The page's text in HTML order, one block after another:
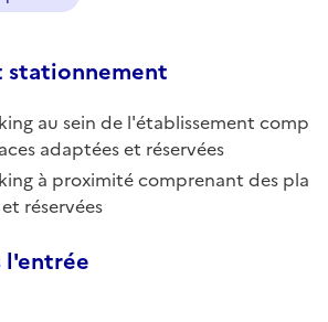
stationnement
au sein de l'établissement comp
adaptées et réservées
à proximité comprenant des pla
réservées
l'entrée